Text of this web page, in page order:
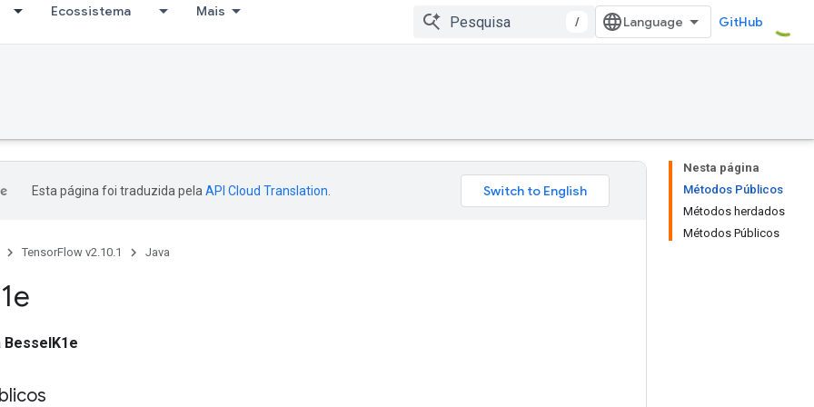
Ecossistema Mais
/ GitHub
Nesta página
Métodos Públicos
Métodos herdados
Métodos Públicos
Esta página foi traduzida pela API Cloud Translation
TensorFlow v2.10.1 Java
BesselK1e